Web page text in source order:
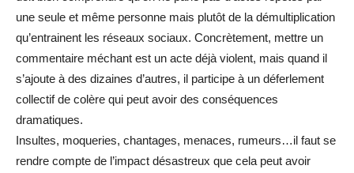
une seule et même personne mais plutôt de la démultiplication
qu’entrainent les réseaux sociaux. Concrètement, mettre un
commentaire méchant est un acte déjà violent, mais quand il
s’ajoute à des dizaines d’autres, il participe à un déferlement
collectif de colère qui peut avoir des conséquences
dramatiques.
Insultes, moqueries, chantages, menaces, rumeurs…il faut se
rendre compte de l’impact désastreux que cela peut avoir